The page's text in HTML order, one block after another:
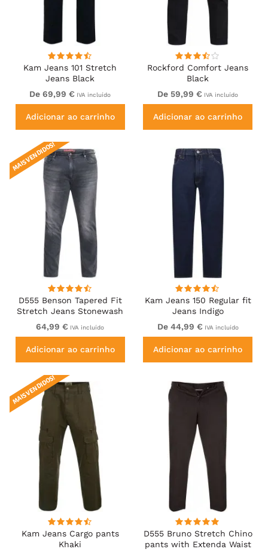
Kam Jeans 101 Stretch
Jeans Black
De 69,99 € IVA incluído
Adicionar ao carrinho
Rockford Comfort Jeans
Black
De 59,99 € IVA incluído
Adicionar ao carrinho
D555 Benson Tapered Fit
Stretch Jeans Stonewash
MAIS VENDIDOS!
64,99 € IVA incluído
Adicionar ao carrinho
Kam Jeans 150 Regular fit
Jeans Indigo
De 44,99 € IVA incluído
Adicionar ao carrinho
Kam Jeans Cargo pants
Khaki
MAIS VENDIDOS!
D555 Bruno Stretch Chino
pants with Extenda Waist